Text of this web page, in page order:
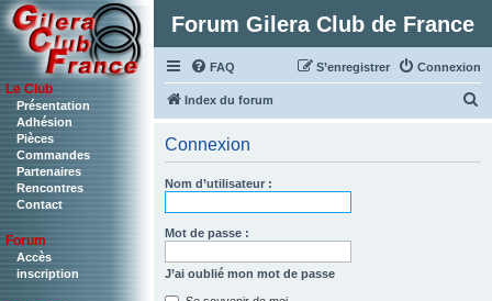
Le Club
Présentation
Adhésion
Pièces
Commandes
Partenaires
Rencontres
Contact
Forum
Accès
inscription
Forum Gilera Club de France
FAQ Connexion
S’enregistrer
Index du forum
Connexion
Nom d’utilisateur :
Mot de passe :
J’ai oublié mon mot de passe